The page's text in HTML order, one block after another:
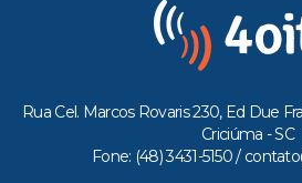
Rua Cel. Marcos Rovaris 230, Ed Due
Criciúma - SC
Fone: (48) 3431-5150 /